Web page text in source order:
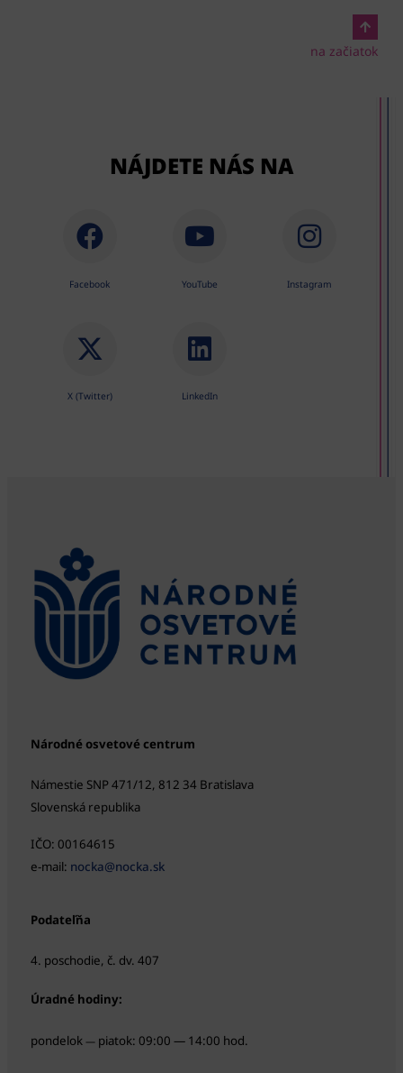
na začiatok
NÁJDETE NÁS NA
Facebook YouTube Instagram
X (Twitter) LinkedIn
Národné osvetové centrum
Námestie SNP 471/12, 812 34 Bratislava
Slovenská republika
IČO: 00164615
e-mail: nocka@nocka.sk
Podateľňa
4. poschodie, č. dv. 407
Úradné hodiny:
pondelok — piatok: 09:00 — 14:00 hod.